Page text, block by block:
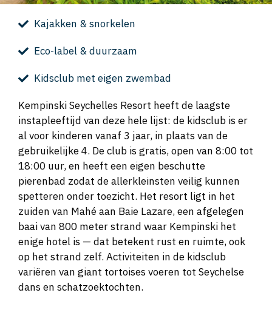
Kajakken & snorkelen
Eco-label & duurzaam
Kidsclub met eigen zwembad
Kempinski Seychelles Resort heeft de laagste
instapleeftijd van deze hele lijst: de kidsclub is er
al voor kinderen vanaf 3 jaar, in plaats van de
gebruikelijke 4. De club is gratis, open van 8:00 tot
18:00 uur, en heeft een eigen beschutte
pierenbad zodat de allerkleinsten veilig kunnen
spetteren onder toezicht. Het resort ligt in het
zuiden van Mahé aan Baie Lazare, een afgelegen
baai van 800 meter strand waar Kempinski het
enige hotel is — dat betekent rust en ruimte, ook
op het strand zelf. Activiteiten in de kidsclub
variëren van giant tortoises voeren tot Seychelse
dans en schatzoektochten.